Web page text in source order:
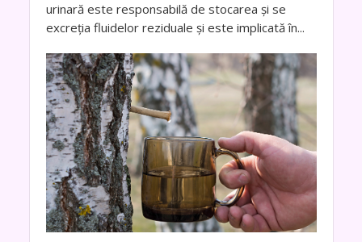
urinară este responsabilă de stocarea și se
excreția fluidelor reziduale și este implicată în...